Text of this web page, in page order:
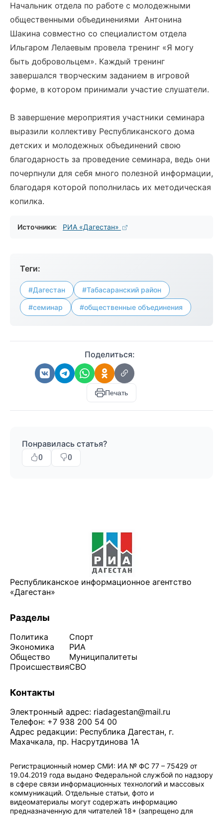
Начальник отдела по работе с молодежными
общественными объединениями Антонина
Шакина совместно со специалистом отдела
Ильгаром Лелаевым провела тренинг «Я могу
быть добровольцем». Каждый тренинг
завершался творческим заданием в игровой
форме, в котором принимали участие слушатели.
В завершение мероприятия участники семинара
выразили коллективу Республиканского дома
детских и молодежных объединений свою
благодарность за проведение семинара, ведь они
почерпнули для себя много полезной информации,
благодаря которой пополнилась их методическая
копилка.
Источники: РИА «Дагестан»
Теги:
#Дагестан #Табасаранский район
#семинар #общественные объединения
Поделиться:
Печать
Понравилась статья?
0 0
Республиканское информационное агентство
«Дагестан»
Разделы
Политика
Экономика
Общество
Происшествия
Спорт
РИА
Муниципалитеты
СВО
Контакты
Электронный адрес: riadagestan@mail.ru
Телефон: +7 938 200 54 00
Адрес редакции: Республика Дагестан, г.
Махачкала, пр. Насрутдинова 1А
Регистрационный номер СМИ: ИА № ФС 77 – 75429 от
19.04.2019 года выдано Федеральной службой по надзору
в сфере связи информационных технологий и массовых
коммуникаций. Отдельные статьи, фото и
видеоматериалы могут содержать информацию
предназначенную для читателей 18+ (запрещено для